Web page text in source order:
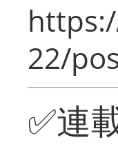
22/
✅連